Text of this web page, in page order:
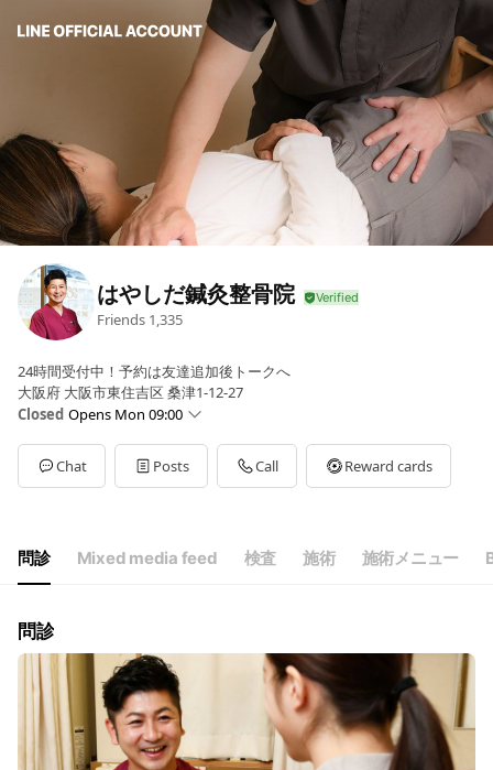
はやしだ鍼灸整骨院
Friends 1,335
24時間受付中！予約は友達追加後トークへ
大阪府 大阪市東住吉区 桑津1-12-27
Closed Opens Mon 09:00
SunClosed
Mon09:00 - 12:30,16:00 - 20:00
Tue
09:00 - 12:30,16:00 - 20:00
Sat09:00 - 13:00
日・祝休業
Chat Posts Call Reward cards
問診 Mixed media feed 検査 施術 施術メニュー
問診